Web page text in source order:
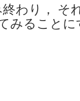
わり， そ
みること